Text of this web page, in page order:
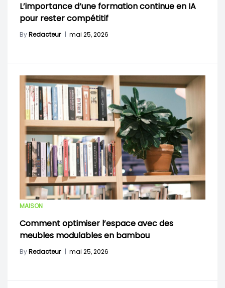
L’importance d’une formation continue en IA
pour rester compétitif
ByRedacteur | mai 25, 2026
MAISON
Comment optimiser l’espace avec des
meubles modulables en bambou
ByRedacteur | mai 25, 2026